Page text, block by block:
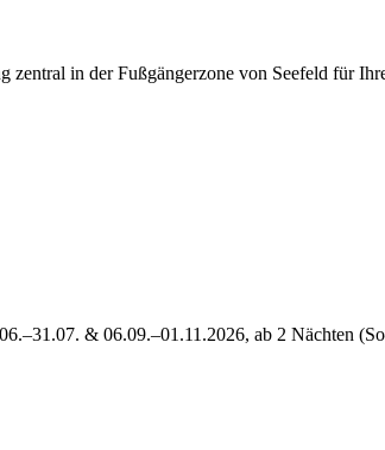
zentral in der Fußgängerzone von Seefeld für
& 06.09.–01.11.2026, ab 2 Nächten